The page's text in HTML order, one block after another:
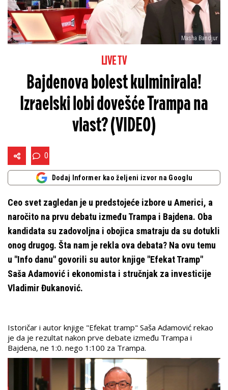
Masha Bandjur
LIVE TV
Bajdenova bolest kulminirala!
Izraelski lobi dovešće Trampa na
vlast? (VIDEO)
0
Dodaj Informer kao željeni izvor na Googlu
Ceo svet zagledan je u predstojeće izbore u Americi, a
naročito na prvu debatu između Trampa i Bajdena. Oba
kandidata su zadovoljna i obojica smatraju da su dotukli
onog drugog. Šta nam je rekla ova debata? Na ovu temu
u "Info danu" govorili su autor knjige "Efekat Tramp"
Saša Adamović i ekonomista i stručnjak za investicije
Vladimir Đukanović.
Istoričar i autor knjige "Efekat tramp" Saša Adamović rekao
je da je rezultat nakon prve debate između Trampa i
Bajdena, ne 1:0. nego 1:100 za Trampa.